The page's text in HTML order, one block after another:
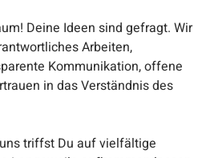
Deine Ideen sind gefragt. Wir
Arbeiten,
Kommunikation, offene
in das Verständnis des
triffst Du auf vielfältige